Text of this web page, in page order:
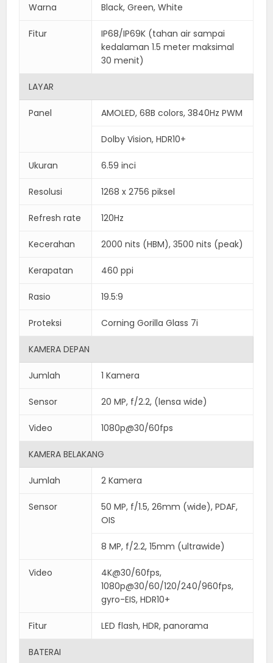
Warna Black, Green, White
Fitur
IP68/IP69K (tahan air sampai
kedalaman 1.5 meter maksimal
30 menit)
LAYAR
Panel AMOLED, 68B colors, 3840Hz PWM
Dolby Vision, HDR10+
Ukuran 6.59 inci
Resolusi 1268 x 2756 piksel
Refresh rate 120Hz
Kecerahan 2000 nits (HBM), 3500 nits (peak)
Kerapatan 460 ppi
Rasio 19.5:9
Proteksi Corning Gorilla Glass 7i
KAMERA DEPAN
Jumlah 1 Kamera
Sensor 20 MP, f/2.2, (lensa wide)
Video 1080p@30/60fps
KAMERA BELAKANG
Jumlah 2 Kamera
Sensor
50 MP, f/1.5, 26mm (wide), PDAF,
OIS
8 MP, f/2.2, 15mm (ultrawide)
Video
4K@30/60fps,
1080p@30/60/120/240/960fps,
gyro-EIS, HDR10+
Fitur LED flash, HDR, panorama
BATERAI